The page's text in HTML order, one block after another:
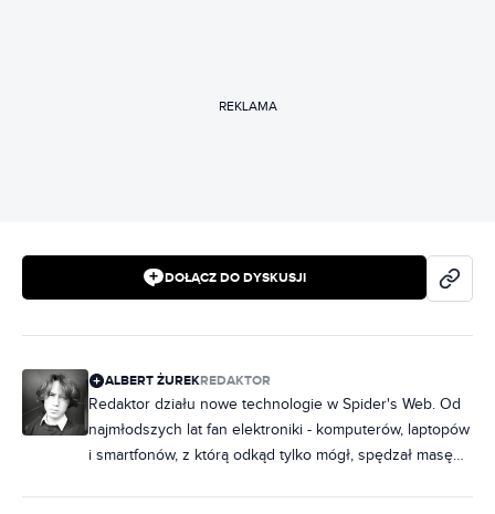
REKLAMA
DOŁĄCZ DO DYSKUSJI
ALBERT ŻUREKREDAKTOR
Redaktor działu nowe technologie w Spider's Web. Od
najmłodszych lat fan elektroniki - komputerów, laptopów
i smartfonów, z którą odkąd tylko mógł, spędzał masę